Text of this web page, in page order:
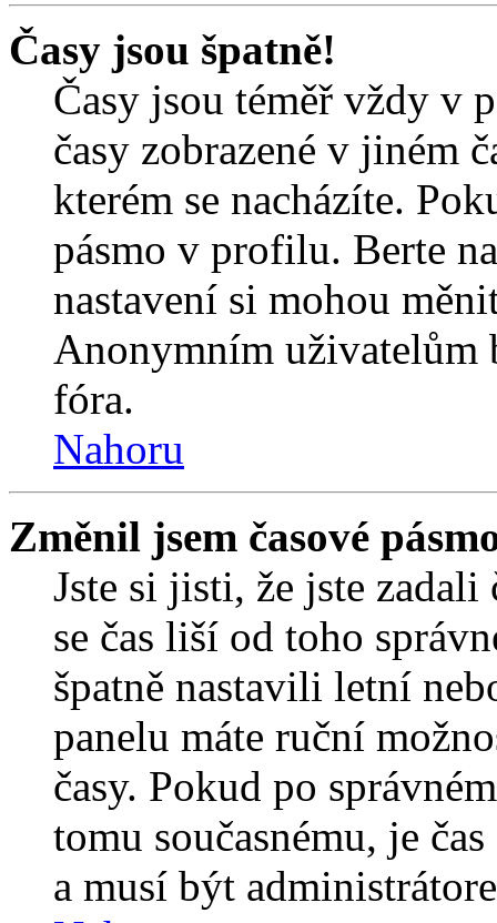
Časy jsou špatně!
Časy jsou téměř vždy v
časy zobrazené v jiném
kterém se nacházíte.
pásmo v profilu. Berte
nastavení si mohou
Anonymním uživatelům
fóra.
Nahoru
Změnil jsem časové
Jste si jisti, že jste zadali
se čas liší od toho
špatně nastavili letní
panelu máte ruční
časy. Pokud po
tomu současnému, je
a musí být